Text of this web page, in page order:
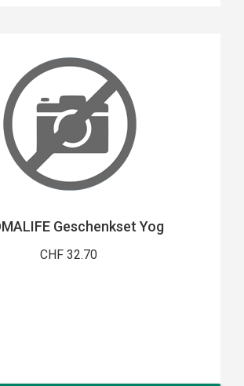
Geschenkset Yog
CHF 32.70